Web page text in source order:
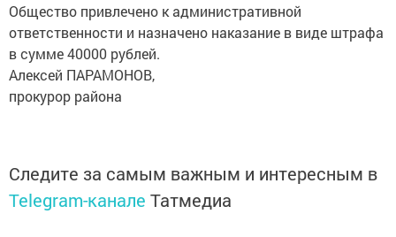
Общество привлечено к административной
ответственности и назначено наказание в виде штрафа
в сумме 40000 рублей.
Алексей ПАРАМОНОВ,
прокурор района
Следите за самым важным и интересным в
Telegram-канале Татмедиа